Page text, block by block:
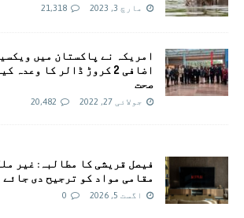
مارچ 3, 2023 21,318
امريکہ نے پاکستان میں
اضافی 2 کروڑ ڈالر کا
صحت
جولائی 27, 2022 20,482
فیصل قریشی کا مطالبہ: غیر
مقامی مواد کو ترجیح دی جائے
اگست 5, 2026 0